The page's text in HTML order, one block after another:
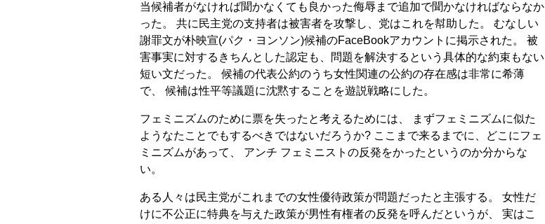
当候補者がなければ聞かなくても良かった侮辱まで追加で聞かなければならなか
った。 共に民主党の支持者は被害者を攻撃し、党はこれを幇助した。 むなしい
謝罪文が朴映宣(パク・ヨンソン)候補のFaceBookアカウントに掲示された。 被
害事実に対するきちんとした認定も、問題を解決するという具体的な約束もない
短い文だった。 候補の代表公約のうち女性関連の公約の存在感は非常に希薄
で、 候補は性平等議題に沈黙することを遊説戦略にした。
フェミニズムのために票を失ったと考えるためには、 まずフェミニズムに似た
ようなたことでもするべきではないだろうか? ここまで来るまでに、どこにフェ
ミニズムがあって、 アンチ フェミニストの反発をかったというのか分からな
い。
ある人々は民主党がこれまでの女性優待政策が問題だったと主張する。 女性だ
けに不公正に特典を与えた政策が男性有権者の反発を呼んだというが、 実はこ